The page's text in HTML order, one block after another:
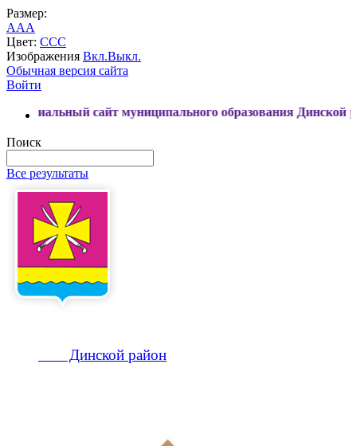
Размер:
AAA
Цвет: CCC
Изображения Вкл.Выкл.
Обычная версия сайта
Войти
сайт муниципального образования Динской район
Поиск
Все результаты
Динской район